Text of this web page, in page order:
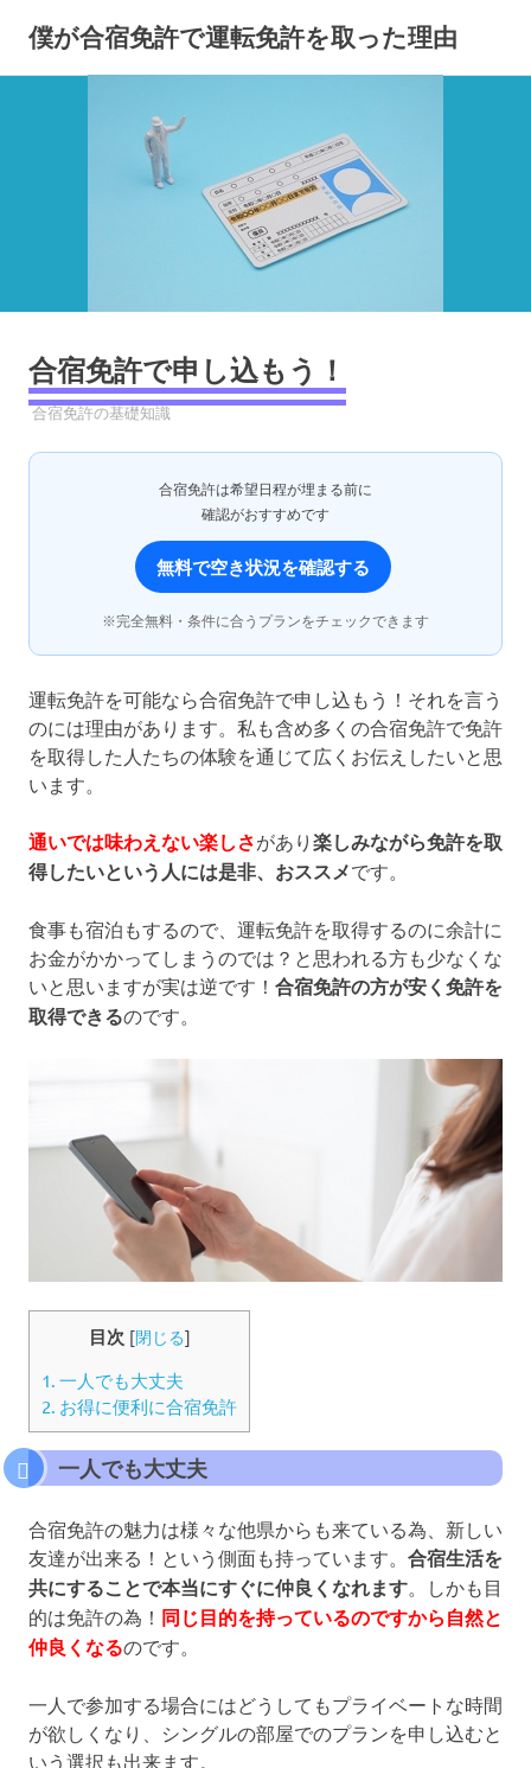
テ
僕が合宿免許で運転免許を取った理由
合宿免許で申し込もう！
2022年11月14日
YYYPRO
合宿免許の基礎知識
合宿免許は希望日程が埋まる前に
確認がおすすめです
無料で空き状況を確認する
※完全無料・条件に合うプランをチェックできます
運転免許を可能なら合宿免許で申し込もう！それを言う
のには理由があります。私も含め多くの合宿免許で免許
を取得した人たちの体験を通じて広くお伝えしたいと思
います。
通いでは味わえない楽しさがあり 楽しみながら免許を取
得したいという人には是非、おススメです。
食事も宿泊もするので、運転免許を取得するのに余計に
お金がかかってしまうのでは？と思われる方も少なくな
いと思いますが実は逆です！ 合宿免許の方が安く免許を
取得できるのです。
目次 [閉じる]
1. 一人でも大丈夫
2. お得に便利に合宿免許
一人でも大丈夫
合宿免許の魅力は様々な他県からも来ている為、新しい
友達が出来る！という側面も持っています。 合宿生活を
共にすることで本当にすぐに仲良くなれます 。しかも目
的は免許の為！ 同じ目的を持っているのですから自然と
仲良くなるのです。
一人で参加する場合にはどうしてもプライベートな時間
が欲しくなり、シングルの部屋でのプランを申し込むと
いう選択も出来ます。